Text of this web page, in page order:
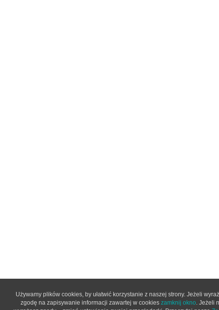
Używamy plików cookies, by ułatwić korzystanie z naszej strony. Jeżeli
zgodę na zapisywanie informacji zawartej w cookies zamknij okno. Jeżeli